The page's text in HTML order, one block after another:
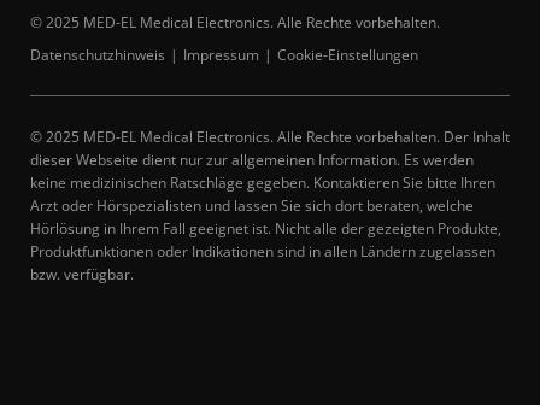
© 2025 MED-EL Medical Electronics. Alle Rechte vorbehalten.
Datenschutzhinweis
Impressum Cookie-Einstellungen
© 2025 MED-EL Medical Electronics. Alle Rechte vorbehalten. Der Inhalt
dieser Webseite dient nur zur allgemeinen Information. Es werden
keine medizinischen Ratschläge gegeben. Kontaktieren Sie bitte Ihren
Arzt oder Hörspezialisten und lassen Sie sich dort beraten, welche
Hörlösung in Ihrem Fall geeignet ist. Nicht alle der gezeigten Produkte,
Produktfunktionen oder Indikationen sind in allen Ländern zugelassen
bzw. verfügbar.